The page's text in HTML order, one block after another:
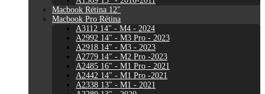
Macbook Rétina 12"
Macbook Pro Rétina
A3112 14" - M4 - 2024
A2992 14" - M3 Pro - 2023
A2918 14" - M3 - 2023
A2779 14" - M2 Pro -2023
A2485 16" - M1 Pro - 2021
A2442 14" - M1 Pro -2021
A2338 13" - M1 - 2021